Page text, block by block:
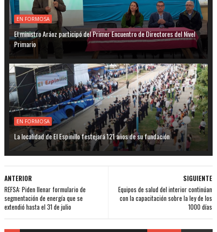
EN FORMOSA
El ministro Aráoz participó del Primer Encuentro de Directores del Nivel
Primario
EN FORMOSA
La localidad de El Espinillo festejará 121 años de su fundación
SIGUIENTE
Equipos de salud del interior continúan
con la capacitación sobre la ley de los
1000 días
ANTERIOR
REFSA: Piden llenar formulario de
segmentación de energía que se
extendió hasta el 31 de julio